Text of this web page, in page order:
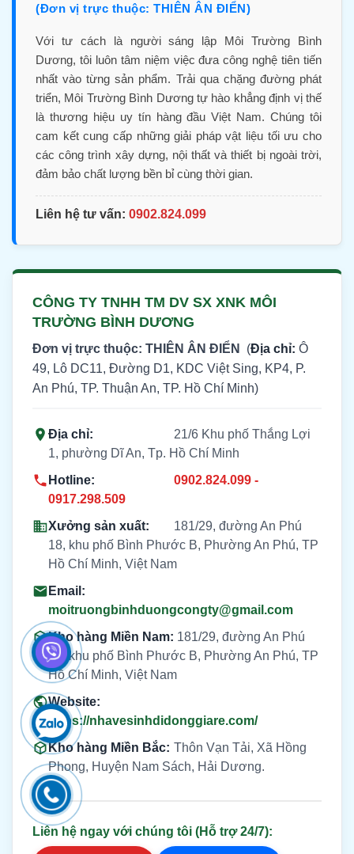
(Đơn vị trực thuộc: THIÊN ÂN ĐIỂN)
Với tư cách là người sáng lập Môi Trường Bình
Dương, tôi luôn tâm niệm việc đưa công nghệ tiên tiến
nhất vào từng sản phẩm. Trải qua chặng đường phát
triển, Môi Trường Bình Dương tự hào khẳng định vị thế
là thương hiệu uy tín hàng đầu Việt Nam. Chúng tôi
cam kết cung cấp những giải pháp vật liệu tối ưu cho
các công trình xây dựng, nội thất và thiết bị ngoài trời,
đảm bảo chất lượng bền bỉ cùng thời gian.
Liên hệ tư vấn: 0902.824.099
CÔNG TY TNHH TM DV SX XNK MÔI
TRƯỜNG BÌNH DƯƠNG
Đơn vị trực thuộc: THIÊN ÂN ĐIỂN (Địa chỉ: Ô
49, Lô DC11, Đường D1, KDC Việt Sing, KP4, P.
An Phú, TP. Thuận An, TP. Hồ Chí Minh)
Địa chỉ:
21/6 Khu phố Thắng Lợi
1, phường Dĩ An, Tp. Hồ Chí Minh
Hotline:
0902.824.099 -
0917.298.509
Xưởng sản xuất:
181/29, đường An Phú
18, khu phố Bình Phước B, Phường An Phú, TP
Hồ Chí Minh, Việt Nam
Email:
moitruongbinhduongcongty@gmail.com
Kho hàng Miền Nam: 181/29, đường An Phú
18, khu phố Bình Phước B, Phường An Phú, TP
Hồ Chí Minh, Việt Nam
Website:
https://nhavesinhdidonggiare.com/
Kho hàng Miền Bắc: Thôn Vạn Tải, Xã Hồng
Phong, Huyện Nam Sách, Hải Dương.
Liên hệ ngay với chúng tôi (Hỗ trợ 24/7):